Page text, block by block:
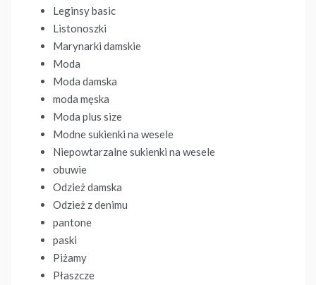
Leginsy basic
Listonoszki
Marynarki damskie
Moda
Moda damska
moda męska
Moda plus size
Modne sukienki na wesele
Niepowtarzalne sukienki na wesele
obuwie
Odzież damska
Odzież z denimu
pantone
paski
Piżamy
Płaszcze